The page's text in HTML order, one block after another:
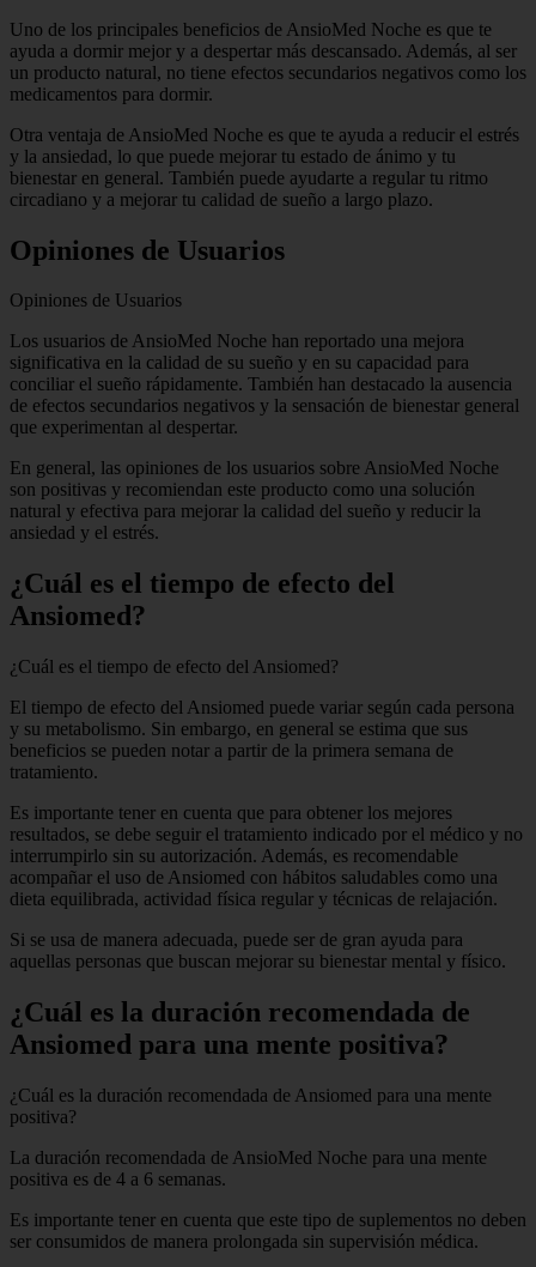
Uno de los principales beneficios de AnsioMed Noche es que te
ayuda a dormir mejor y a despertar más descansado. Además, al ser
un producto natural, no tiene efectos secundarios negativos como los
medicamentos para dormir.
Otra ventaja de AnsioMed Noche es que te ayuda a reducir el estrés
y la ansiedad, lo que puede mejorar tu estado de ánimo y tu
bienestar en general. También puede ayudarte a regular tu ritmo
circadiano y a mejorar tu calidad de sueño a largo plazo.
Opiniones de Usuarios
Opiniones de Usuarios
Los usuarios de AnsioMed Noche han reportado una mejora
significativa en la calidad de su sueño y en su capacidad para
conciliar el sueño rápidamente. También han destacado la ausencia
de efectos secundarios negativos y la sensación de bienestar general
que experimentan al despertar.
En general, las opiniones de los usuarios sobre AnsioMed Noche
son positivas y recomiendan este producto como una solución
natural y efectiva para mejorar la calidad del sueño y reducir la
ansiedad y el estrés.
¿Cuál es el tiempo de efecto del
Ansiomed?
¿Cuál es el tiempo de efecto del Ansiomed?
El tiempo de efecto del Ansiomed puede variar según cada persona
y su metabolismo. Sin embargo, en general se estima que sus
beneficios se pueden notar a partir de la primera semana de
tratamiento.
Es importante tener en cuenta que para obtener los mejores
resultados, se debe seguir el tratamiento indicado por el médico y no
interrumpirlo sin su autorización. Además, es recomendable
acompañar el uso de Ansiomed con hábitos saludables como una
dieta equilibrada, actividad física regular y técnicas de relajación.
Si se usa de manera adecuada, puede ser de gran ayuda para
aquellas personas que buscan mejorar su bienestar mental y físico.
¿Cuál es la duración recomendada de
Ansiomed para una mente positiva?
¿Cuál es la duración recomendada de Ansiomed para una mente
positiva?
La duración recomendada de AnsioMed Noche para una mente
positiva es de 4 a 6 semanas.
Es importante tener en cuenta que este tipo de suplementos no deben
ser consumidos de manera prolongada sin supervisión médica.